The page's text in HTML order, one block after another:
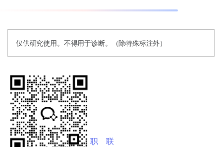
仅供研究使用。不得用于诊断。（除特殊标注外）
职
联